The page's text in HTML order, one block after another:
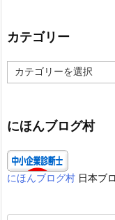
カテゴリー
テ
ー
にほんブログ村
にほんブログ村 日本ブ